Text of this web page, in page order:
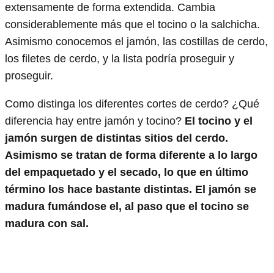
extensamente de forma extendida. Cambia
considerablemente más que el tocino o la salchicha.
Asimismo conocemos el jamón, las costillas de cerdo,
los filetes de cerdo, y la lista podría proseguir y
proseguir.
Como distinga los diferentes cortes de cerdo? ¿Qué
diferencia hay entre jamón y tocino? El tocino y el
jamón surgen de distintas sitios del cerdo.
Asimismo se tratan de forma diferente a lo largo
del empaquetado y el secado, lo que en último
término los hace bastante distintas. El jamón se
madura fumándose el, al paso que el tocino se
madura con sal.